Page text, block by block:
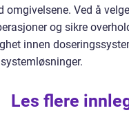
Ved å
og sikre
innen
Les flere